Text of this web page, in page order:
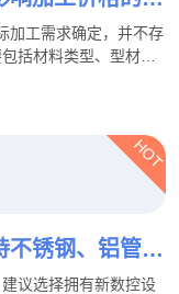
加工需求确定，并不存
括材料类型、型材规
HOT
不锈钢、铝管、
议选择拥有新数控设